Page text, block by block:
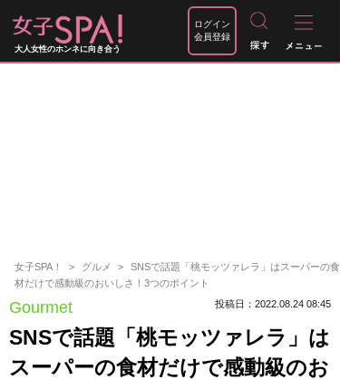
大人女性のホンネに向き合う
ログイン
会員登録
女子SPA！ グルメ
SNSで話題「桃モッツァレラ」はスーパーの食
材だけで感動級のおいしさ！3つのポイント
Gourmet 投稿日：2022.08.24 08:45
SNSで話題「桃モッツァレラ」は
スーパーの食材だけで感動級のお